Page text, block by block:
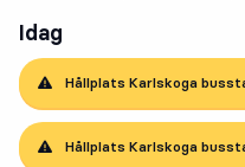
Idag
Hållplats Karlskoga
Hållplats Karlskoga